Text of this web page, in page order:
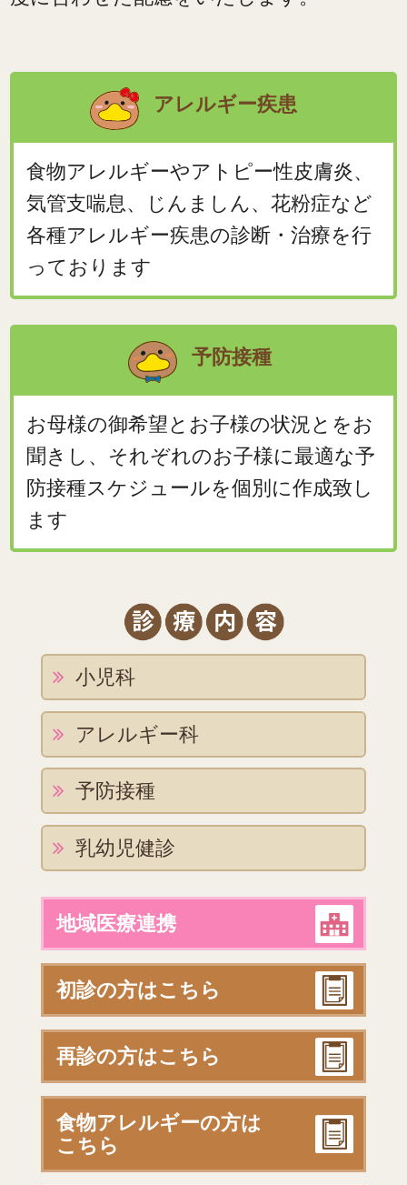
アレルギー疾患
食物アレルギーやアトピー性皮膚炎、
気管支喘息、じんましん、花粉症など
各種アレルギー疾患の診断・治療を行
っております
予防接種
お母様の御希望とお子様の状況とをお
聞きし、それぞれのお子様に最適な予
防接種スケジュールを個別に作成致し
ます
小児科
アレルギー科
予防接種
乳幼児健診
地域医療連携
初診の方はこちら
再診の方はこちら
食物アレルギーの方は
こちら